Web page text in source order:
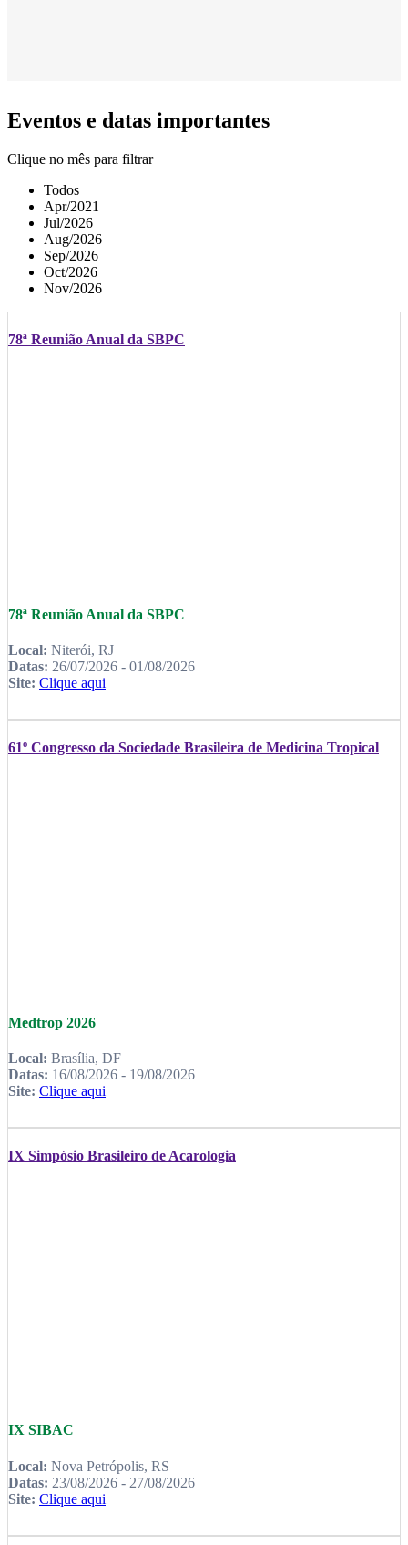
Eventos e datas importantes
Clique no mês para filtrar
Todos
Apr/2021
Jul/2026
Aug/2026
Sep/2026
Oct/2026
Nov/2026
78ª Reunião Anual da SBPC
78ª Reunião Anual da SBPC
Local: Niterói, RJ
Datas: 26/07/2026 - 01/08/2026
Site: Clique aqui
61º Congresso da Sociedade Brasileira de Medicina Tropical
Medtrop 2026
Local: Brasília, DF
Datas: 16/08/2026 - 19/08/2026
Site: Clique aqui
IX Simpósio Brasileiro de Acarologia
IX SIBAC
Local: Nova Petrópolis, RS
Datas: 23/08/2026 - 27/08/2026
Site: Clique aqui